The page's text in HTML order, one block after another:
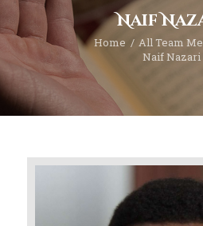
Naif
Home
All Team
Naif Nazari
Programs
Contact
Donate
En